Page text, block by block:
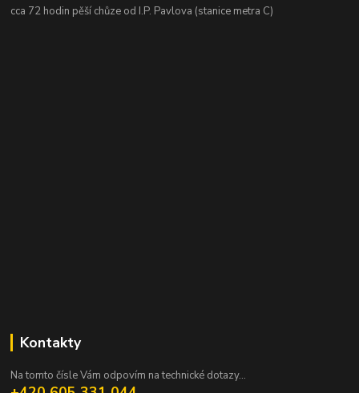
cca 72 hodin pěší chůze od I.P. Pavlova (stanice metra C)
Kontakty
Na tomto čísle Vám odpovím na technické dotazy...